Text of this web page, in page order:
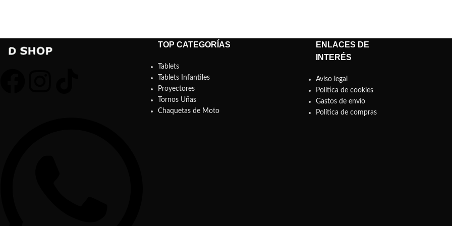
TOP CATEGORÍAS
Tablets
Tablets Infantiles
Proyectores
Tornos Uñas
Chaquetas de Moto
ENLACES DE
INTERÉS
Aviso legal
Política de cookies
Gastos de envío
Política de compras